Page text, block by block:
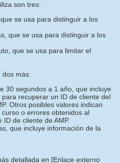
son tres:
se usa para distinguir a los
que se usa para distinguir a los
que se usa para limitar el
dos más:
30 segundos a 1 año, que incluye
recuperar un ID de cliente del
Otros posibles valores indican
o errores obtenidos al
de cliente de AMP.
que incluye información de la
detallada en [Enlace externo